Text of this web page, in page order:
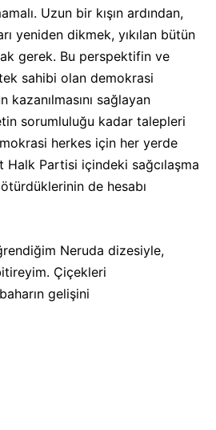
Uzun bir kışın ardından,
yeniden dikmek, yıkılan bütün
gerek. Bu perspektifin ve
sahibi olan demokrasi
kazanılmasını sağlayan
sorumluluğu kadar talepleri
herkes için her yerde
Halk Partisi içindeki sağcılaşma
de hesabı
Neruda dizesiyle,
Çiçekleri
gelişini